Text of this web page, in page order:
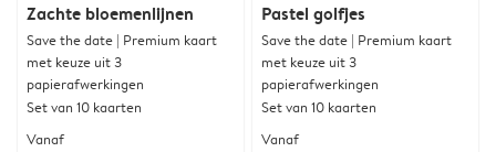
Zachte bloemenlijnen
Save the date | Premium kaart
met keuze uit 3
papierafwerkingen
Set van 10 kaarten
Vanaf
Pastel golfjes
Save the date | Premium kaart
met keuze uit 3
papierafwerkingen
Set van 10 kaarten
Vanaf